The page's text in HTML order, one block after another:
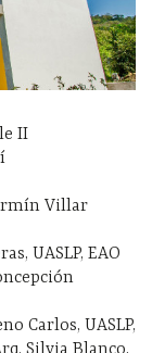
II
Villar
UASLP, EAO
Carlos, UASLP,